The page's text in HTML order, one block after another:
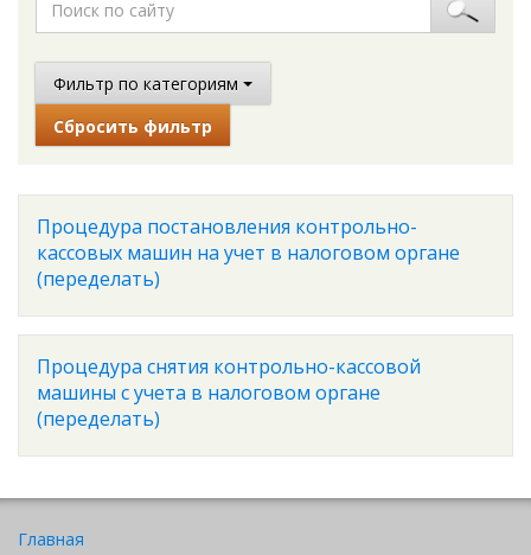
Фильтр по категориям
Сбросить фильтр
Процедура постановления контрольно-
кассовых машин на учет в налоговом органе
(переделать)
Процедура снятия контрольно-кассовой
машины с учета в налоговом органе
(переделать)
Главная